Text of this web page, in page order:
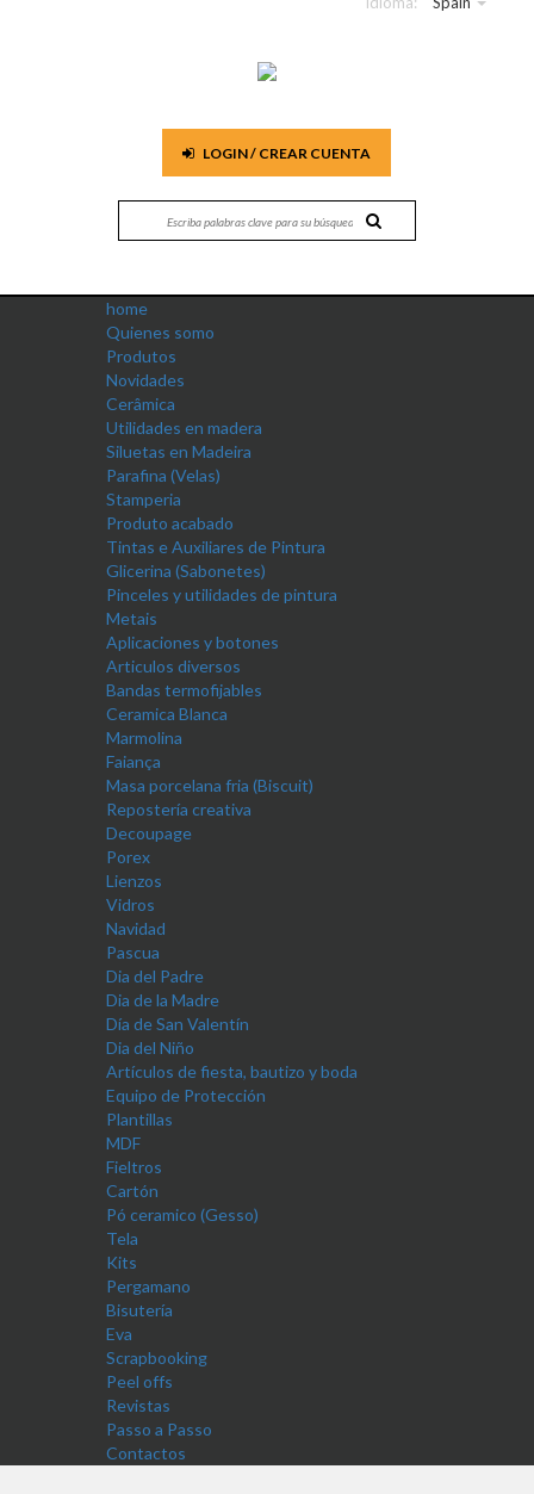
LOGIN / CREAR CUENTA
home
Quienes somo
Produtos
Novidades
Cerâmica
Utilidades en madera
Siluetas en Madeira
Parafina (Velas)
Stamperia
Produto acabado
Tintas e Auxiliares de Pintura
Glicerina (Sabonetes)
Pinceles y utilidades de pintura
Metais
Aplicaciones y botones
Articulos diversos
Bandas termofijables
Ceramica Blanca
Marmolina
Faiança
Masa porcelana fria (Biscuit)
Repostería creativa
Decoupage
Porex
Lienzos
Vidros
Navidad
Pascua
Dia del Padre
Dia de la Madre
Día de San Valentín
Dia del Niño
Artículos de fiesta, bautizo y boda
Equipo de Protección
Plantillas
MDF
Fieltros
Cartón
Pó ceramico (Gesso)
Tela
Kits
Pergamano
Bisutería
Eva
Scrapbooking
Peel offs
Revistas
Passo a Passo
Contactos